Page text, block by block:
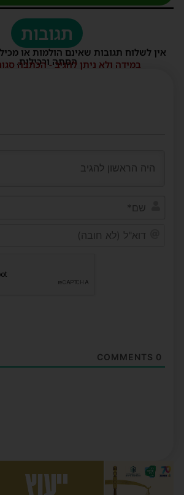
תגובות
אין לשלוח תגובות שאינם הולמות או
הסתה ורכילות.
במידה ולא ניתן להגיב - הכתבה
0